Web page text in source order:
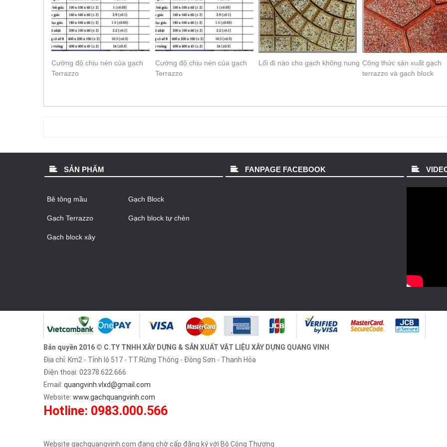
Cường độ chịu nén của gạch
Terrazzo
Cường độ chịu nén của gạch
Terrazzo
Lối đi nào cho gạch không nung Công thức sản xuất gạch
terrazzo và gạch block
SẢN PHẨM
Bê tông mầu Gạch Block
Gạch Terrazzo Gạch block tự chèn
Gạch block xây
FANPAGE FACEBOOK
Bản quyền 2016 © C.TY TNHH XÂY DỰNG & SẢN XUẤT VẬT LIỆU XÂY DỰNG QUANG VINH
Địa chỉ: Km2 - Tỉnh lộ 517 - TT.Rừng Thông - Đông Sơn - Thanh Hóa
Điện thoại: 02378.622.666
Email: quangvinh.vlxd@gmail.com
Website: www.gachquangvinh.com
Hotline: 0983.000.566
Website gachquangvinh.com đang chờ cấp đăng ký với Bộ Công Thương